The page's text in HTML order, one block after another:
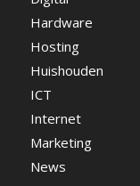
Hardware
Hosting
Huishouden
ICT
Internet
Marketing
News